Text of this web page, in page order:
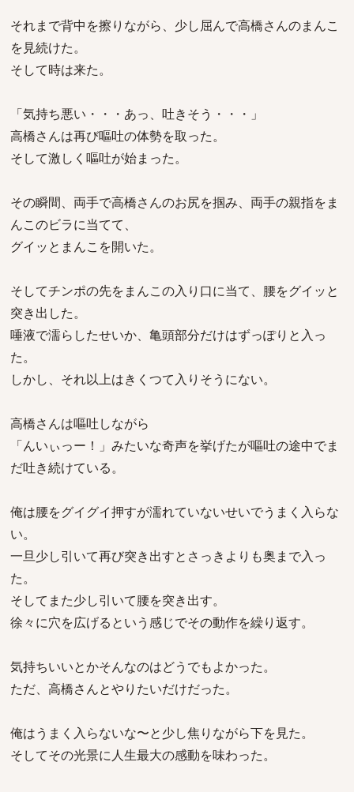
それまで背中を擦りながら、少し屈んで高橋さんのまんこ
を見続けた。
そして時は来た。
「気持ち悪い・・・あっ、吐きそう・・・」
高橋さんは再び嘔吐の体勢を取った。
そして激しく嘔吐が始まった。
その瞬間、両手で高橋さんのお尻を掴み、両手の親指をま
んこのビラに当てて、
グイッとまんこを開いた。
そしてチンポの先をまんこの入り口に当て、腰をグイッと
突き出した。
唾液で濡らしたせいか、亀頭部分だけはずっぽりと入っ
た。
しかし、それ以上はきくつて入りそうにない。
高橋さんは嘔吐しながら
「んいぃっー！」みたいな奇声を挙げたが嘔吐の途中でま
だ吐き続けている。
俺は腰をグイグイ押すが濡れていないせいでうまく入らな
い。
一旦少し引いて再び突き出すとさっきよりも奥まで入っ
た。
そしてまた少し引いて腰を突き出す。
徐々に穴を広げるという感じでその動作を繰り返す。
気持ちいいとかそんなのはどうでもよかった。
ただ、高橋さんとやりたいだけだった。
俺はうまく入らないな〜と少し焦りながら下を見た。
そしてその光景に人生最大の感動を味わった。